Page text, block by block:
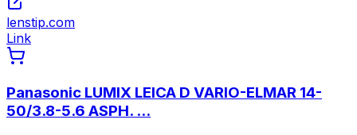
lenstip.com
Link
Panasonic LUMIX LEICA D VARIO-ELMAR 14-
50/3.8-5.6 ASPH. ...